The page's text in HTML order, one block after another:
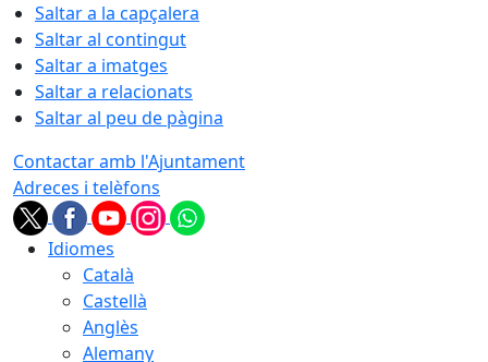
Saltar a la capçalera
Saltar al contingut
Saltar a imatges
Saltar a relacionats
Saltar al peu de pàgina
Contactar amb l'Ajuntament
Adreces i telèfons
Idiomes
Català
Castellà
Anglès
Alemany